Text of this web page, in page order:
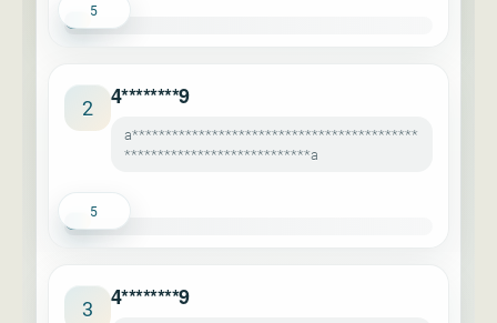
5
2 4********9
a*******************************************
****************************a
5
3 4********9